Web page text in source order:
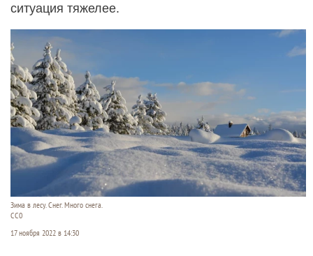
ситуация тяжелее.
Зима в лесу. Снег. Много снега.
СС0
17 ноября 2022 в 14:30